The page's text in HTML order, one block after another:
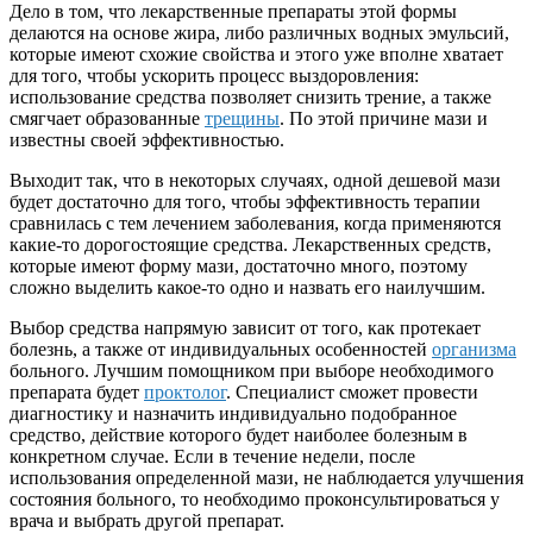
Дело в том, что лекарственные препараты этой формы
делаются на основе жира, либо различных водных эмульсий,
которые имеют схожие свойства и этого уже вполне хватает
для того, чтобы ускорить процесс выздоровления:
использование средства позволяет снизить трение, а также
смягчает образованные трещины. По этой причине мази и
известны своей эффективностью.
Выходит так, что в некоторых случаях, одной дешевой мази
будет достаточно для того, чтобы эффективность терапии
сравнилась с тем лечением заболевания, когда применяются
какие-то дорогостоящие средства. Лекарственных средств,
которые имеют форму мази, достаточно много, поэтому
сложно выделить какое-то одно и назвать его наилучшим.
Выбор средства напрямую зависит от того, как протекает
болезнь, а также от индивидуальных особенностей организма
больного. Лучшим помощником при выборе необходимого
препарата будет проктолог. Специалист сможет провести
диагностику и назначить индивидуально подобранное
средство, действие которого будет наиболее болезным в
конкретном случае. Если в течение недели, после
использования определенной мази, не наблюдается улучшения
состояния больного, то необходимо проконсультироваться у
врача и выбрать другой препарат.